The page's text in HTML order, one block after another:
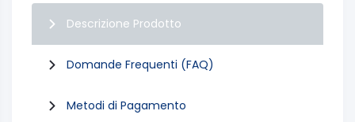
Descrizione Prodotto
Domande Frequenti (FAQ)
Metodi di Pagamento